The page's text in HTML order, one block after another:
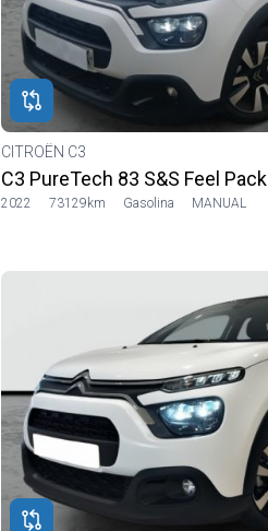
CITROËN C3
C3 PureTech 83 S&S Feel Pack
2022 73129km Gasolina MANUAL